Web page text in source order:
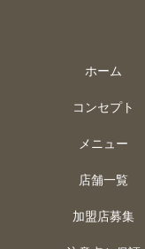
ホーム
コンセプト
メニュー
店舗一覧
加盟店募集